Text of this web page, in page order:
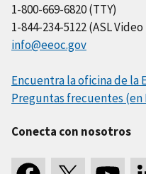
1-800-669-6820 (TTY)
1-844-234-5122 (ASL
info@eeoc.gov
Encuentra la oficina de la
Preguntas frecuentes (en
Conecta con nosotros